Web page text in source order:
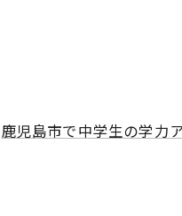
鹿児島市で中学生の学力